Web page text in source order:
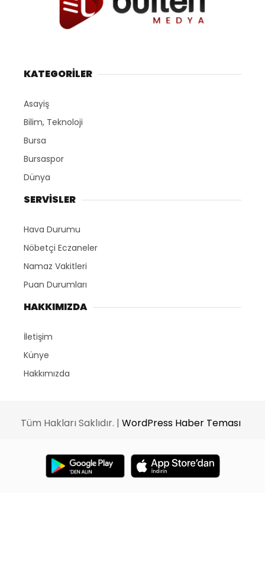
KATEGORİLER
Asayiş
Bilim, Teknoloji
Bursa
Bursaspor
Dünya
SERVİSLER
Hava Durumu
Nöbetçi Eczaneler
Namaz Vakitleri
Puan Durumları
HAKKIMIZDA
İletişim
Künye
Hakkımızda
Tüm Hakları Saklıdır. | WordPress Haber Teması